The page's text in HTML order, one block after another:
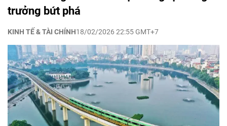
trưởng bứt phá
KINH TẾ & TÀI CHÍNH18/02/2026 22:55 GMT+7